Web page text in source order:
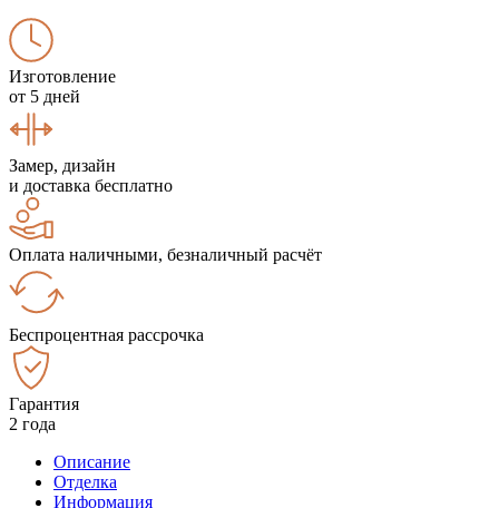
Изготовление
от 5 дней
Замер, дизайн
и доставка бесплатно
Оплата наличными, безналичный расчёт
Беспроцентная рассрочка
Гарантия
2 года
Описание
Отделка
Информация